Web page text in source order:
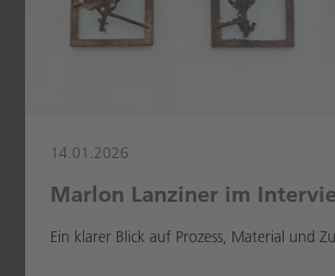
14.01.2026
Marlon Lanziner im
Ein klarer Blick auf Prozess, Material und